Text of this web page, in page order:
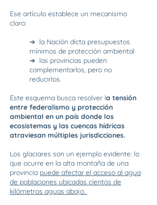
Ese artículo establece un mecanismo
claro:
➔ la Nación dicta presupuestos
mínimos de protección ambiental
➔ las provincias pueden
complementarlos, pero no
reducirlos.
Este esquema busca resolver la tensión
entre federalismo y protección
ambiental en un país donde los
ecosistemas y las cuencas hídricas
atraviesan múltiples jurisdicciones.
Los glaciares son un ejemplo evidente: lo
que ocurre en la alta montaña de una
provincia puede afectar el acceso al agua
de poblaciones ubicadas cientos de
kilómetros aguas abajo.